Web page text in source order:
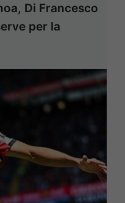
Di Francesco
per la